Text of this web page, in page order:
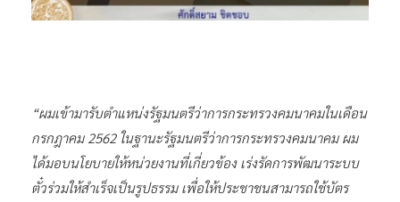
“ผมเข้ามารับตำแหน่งรัฐมนตรีว่าการกระทรวงคมนาคมในเดือน
กรกฎาคม 2562 ในฐานะรัฐมนตรีว่าการกระทรวงคมนาคม ผม
ได้มอบนโยบายให้หน่วยงานที่เกี่ยวข้อง เร่งรัดการพัฒนาระบบ
ตั๋วร่วมให้สำเร็จเป็นรูปธรรม เพื่อให้ประชาชนสามารถใช้บัตร